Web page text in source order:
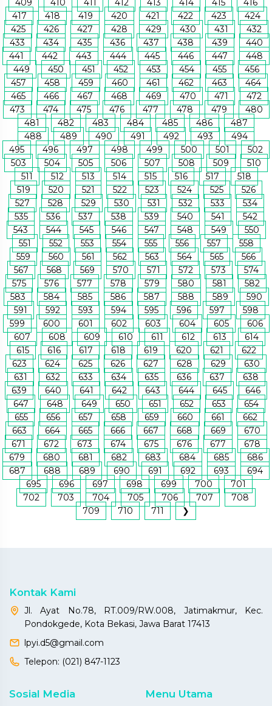
409 410 411 412 413 414 415
416
417
418 419 420 421 422 423
424
425
426 427 428 429 430 431
432
433
434 435 436 437 438 439
440
441
442 443 444 445 446 447
448
449
450 451 452 453 454 455
456
457
458 459 460 461 462 463
464
465
466 467 468 469 470 471
472
473
474 475 476 477 478 479
480
481
482 483 484 485 486
487
488
489 490 491 492 493
494
495
496 497 498 499 500 501
502
503
504 505 506 507 508 509
510
511
512 513 514 515 516 517
518
519
520 521 522 523 524 525
526
527
528 529 530 531 532 533
534
535
536 537 538 539 540 541
542
543
544 545 546 547 548 549
550
551
552 553 554 555 556 557
558
559
560 561 562 563 564 565
566
567
568 569 570 571 572 573
574
575
576 577 578 579 580 581
582
583
584 585 586 587 588 589
590
591
592 593 594 595 596 597
598
599
600 601 602 603 604 605
606
607
608 609 610 611 612 613
614
615
616 617 618 619 620 621
622
623
624 625 626 627 628 629
630
631
632 633 634 635 636 637
638
639
640 641 642 643 644 645
646
647
648 649 650 651 652 653
654
655
656 657 658 659 660 661
662
663
664 665 666 667 668 669
670
671
672 673 674 675 676 677
678
679
680 681 682 683 684 685
686
687
688 689 690 691 692 693
694
695
696 697 698 699 700
701
702
703 704 705 706 707
708
709
710 711 ❯
Kontak Kami
Jl. Ayat No.78, RT.009/RW.008, Jatimakmur, Kec.
Pondokgede, Kota Bekasi, Jawa Barat 17413
lpyi.d5@gmail.com
Telepon: (021) 847-1123
Sosial Media Menu Utama